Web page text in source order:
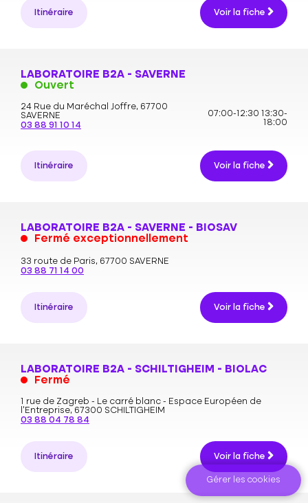
Itinéraire Voir la fiche
LABORATOIRE B2A - SAVERNE
Ouvert
24 Rue du Maréchal Joffre, 67700
SAVERNE
03 88 91 10 14
07:00-12:30
13:30-
18:00
Itinéraire Voir la fiche
LABORATOIRE B2A - SAVERNE - BIOSAV
Fermé exceptionnellement
33 route de Paris, 67700 SAVERNE
03 88 71 14 00
Itinéraire Voir la fiche
LABORATOIRE B2A - SCHILTIGHEIM - BIOLAC
Fermé
1 rue de Zagreb - Le carré blanc - Espace Européen de
l'Entreprise, 67300 SCHILTIGHEIM
03 88 04 78 84
Itinéraire Voir la fiche
Gérer les cookies